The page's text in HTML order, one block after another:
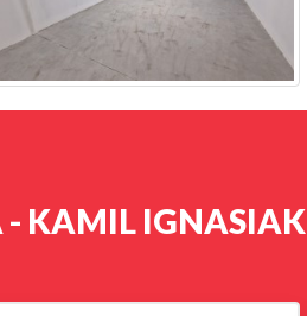
- KAMIL IGNASIAK